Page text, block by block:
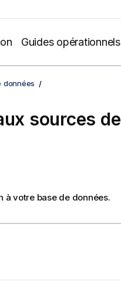
Guides opérationnels
données
sources de
à votre base de données.